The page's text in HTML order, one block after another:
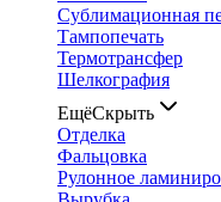
Сублимационная
Тампопечать
Термотрансфер
Шелкография
ЕщёСкрыть
Отделка
Фальцовка
Рулонное